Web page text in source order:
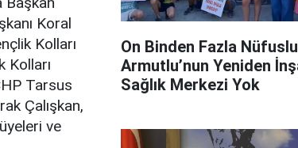
Koral
Kolları
Kolları
Tarsus
Çalışkan,
ve
On Binden Fazla
Armutlu’nun Yeniden
Sağlık Merkezi Yok